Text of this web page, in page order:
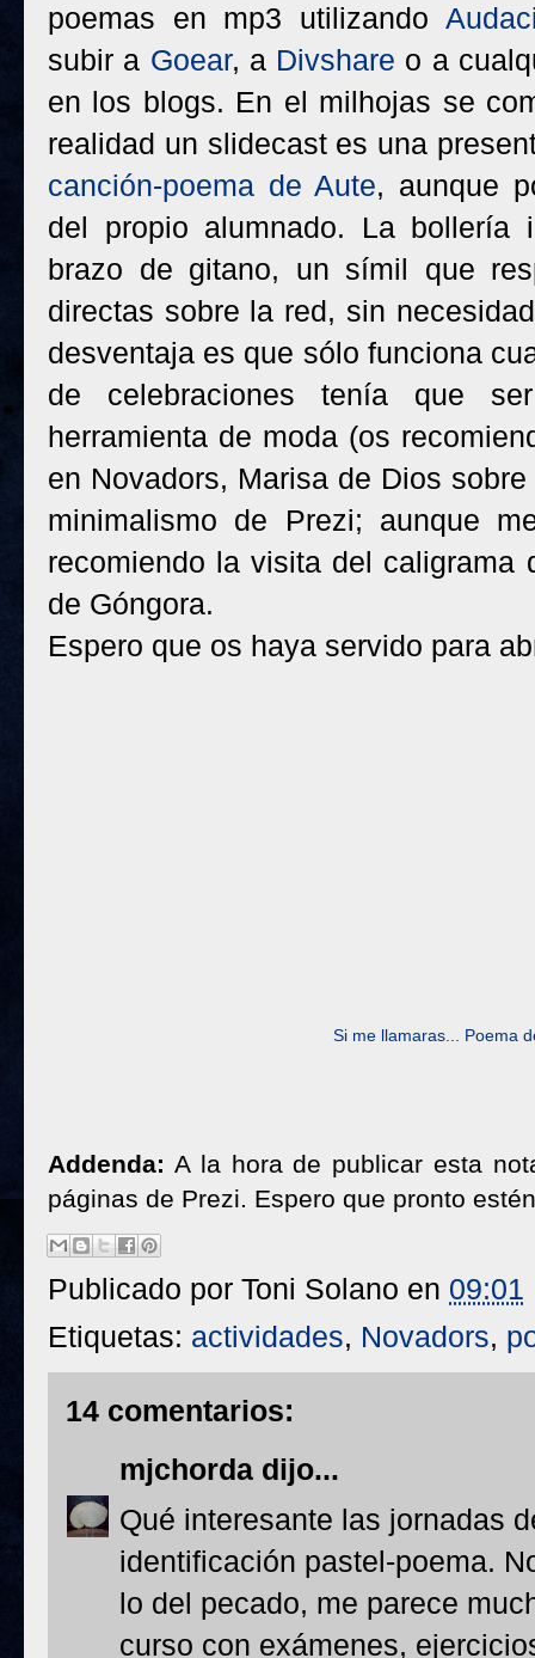
poemas en mp3 utilizando
subir a Goear, a Divshare o a
en los blogs. En el milhojas se
realidad un slidecast es una
canción-poema de Aute, aunque
del propio alumnado. La
brazo de gitano, un símil que
directas sobre la red, sin
desventaja es que sólo funciona
de celebraciones tenía que
herramienta de moda (os
en Novadors, Marisa de Dios
minimalismo de Prezi; aunque
recomiendo la visita del caligrama
de Góngora.
Espero que os haya servido para
Si me llamaras... Poema
Addenda: A la hora de publicar esta
páginas de Prezi. Espero que pronto
Publicado por Toni Solano en 09:01
Etiquetas: actividades, Novadors,
14 comentarios:
mjchorda dijo...
Qué interesante las jornadas
identificación pastel-poema.
lo del pecado, me parece
curso con exámenes,